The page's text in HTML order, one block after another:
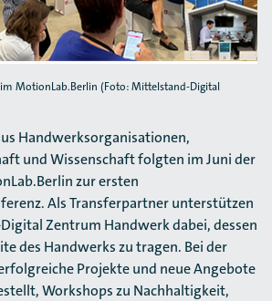
MotionLab.Berlin (Foto: Mittelstand-Digital
Handwerksorganisationen,
und Wissenschaft folgten im Juni der
zur ersten
Als Transferpartner unterstützen
Zentrum Handwerk dabei, dessen
des Handwerks zu tragen. Bei der
Projekte und neue Angebote
Workshops zu Nachhaltigkeit,